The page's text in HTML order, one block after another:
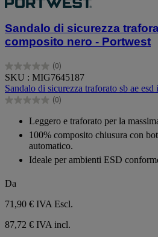
Sandalo di sicurezza
composito nero - Portwest
(0)
0.0
su
5
stelle.
SKU : MIG7645187
Sandalo di sicurezza traforato sb ae
(0)
0.0
stelle.
Leggero e traforato per la
100% composito chiusura con
automatico.
Ideale per ambienti ESD
Da
71,90 € IVA Escl.
87,72 € IVA incl.